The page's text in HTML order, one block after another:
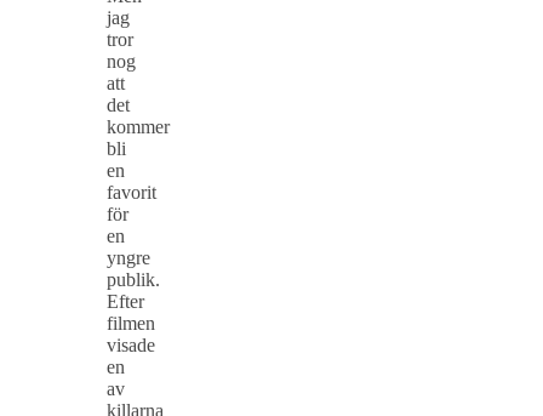
jag
tror
nog
att
det
kommer
bli
en
favorit
för
en
yngre
publik.
Efter
filmen
visade
en
av
killarna